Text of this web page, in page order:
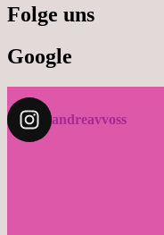
Folge uns
Google
andreavvoss